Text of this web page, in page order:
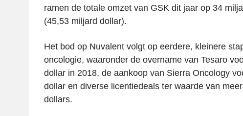
ramen de totale omzet van GSK dit jaar op 34
(45,53 miljard dollar).
Het bod op Nuvalent volgt op eerdere, kleinere
oncologie, waaronder de overname van Tesaro
dollar in 2018, de aankoop van Sierra Oncology
dollar en diverse licentiedeals ter waarde van
dollars.